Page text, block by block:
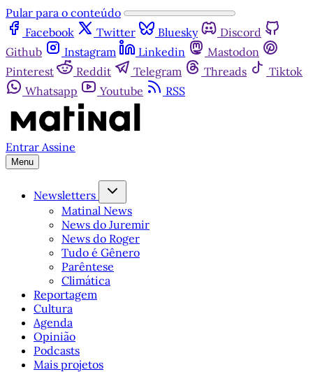
Pular para o conteúdo
Facebook
Twitter Bluesky
Discord
Github
Instagram Linkedin
Mastodon
Pinterest
Reddit Telegram Threads
Tiktok
Whatsapp
Youtube RSS
Entrar Assine
Menu
Newsletters
Matinal News
News do Juremir
News do Roger
Tudo é Gênero
Parêntese
Climática
Reportagem
Cultura
Agenda
Opinião
Podcasts
Mais projetos